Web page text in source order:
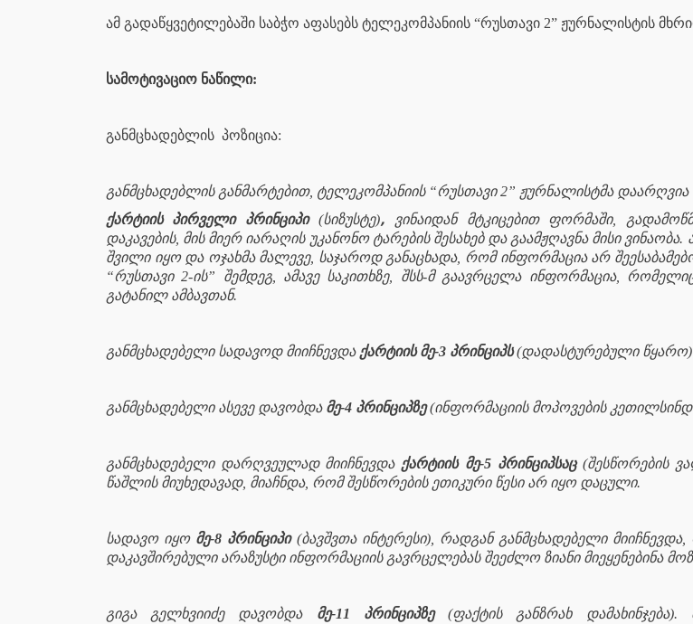
ამ გადაწყვეტილებაში საბჭო აფასებს ტელეკომპანიის “რუსთავი 2” ჟურნალისტის
სამოტივაციო ნაწილი:
განმცხადებლის პოზიცია:
განმცხადებლის განმარტებით, ტელეკომპანიის “რუსთავი 2” ჟურნალისტმა დაარღვია
ქარტიის პირველი პრინციპი
(სიზუსტე),
ვინაიდან მტკიცებით ფორმაში,
დაკავების, მის მიერ იარაღის უკანონო ტარების შესახებ და გაამჟღავნა მისი
შვილი იყო და ოჯახმა მალევე, საჯაროდ განაცხადა, რომ ინფორმაცია არ
“რუსთავი 2-ის” შემდეგ, ამავე საკითხზე, შსს-მ გაავრცელა ინფორმაცია,
გატანილ ამბავთან.
განმცხადებელი სადავოდ მიიჩნევდა ქარტიის მე-3 პრინციპს(დადასტურებული წყარო)
განმცხადებელი ასევე დავობდა მე-4 პრინციპზე(ინფორმაციის მოპოვების
განმცხადებელი დარღვეულად მიიჩნევდა ქარტიის მე-5 პრინციპსაც (შესწორების
წაშლის მიუხედავად, მიაჩნდა, რომ შესწორების ეთიკური წესი არ იყო დაცული.
სადავო იყო მე-8 პრინციპი(ბავშვთა ინტერესი), რადგან განმცხადებელი
დაკავშირებული არაზუსტი ინფორმაციის გავრცელებას შეეძლო ზიანი მიეყენებინა
გიგა გელხვიიძე დავობდა მე-11 პრინციპზე(ფაქტის განზრახ